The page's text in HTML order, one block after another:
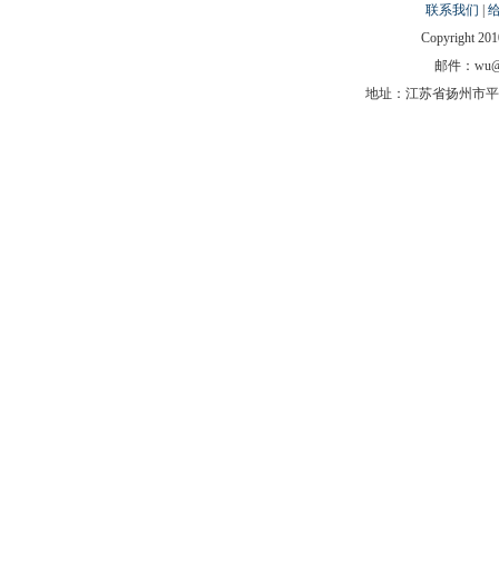
联系我们
Copyright
邮件：
地址：江苏省扬州市